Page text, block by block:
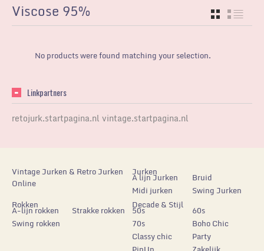
Viscose 95% GRID
No products were found matching your selection.
Linkpartners
retojurk.startpagina.nl vintage.startpagina.nl
Vintage Jurken & Retro Jurken
Online
Jurken
A lijn Jurken
Bruid
Midi jurken
Swing Jurken
Rokken
A-lijn rokken
Strakke rokken
Swing rokken
Decade & Stijl
50s
60s
70s
Boho Chic
Classy chic
Party